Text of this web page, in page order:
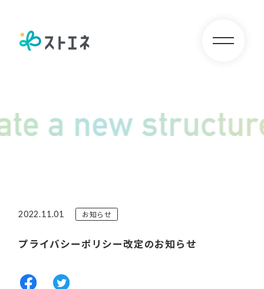
2022.11.01 お知らせ
プライバシーポリシー改定のお知らせ